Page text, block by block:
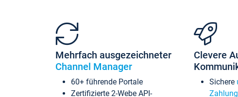
Mehrfach ausgezeichneter
Channel Manager
60+ führende Portale
Zertifizierte 2-Webe API-
Clevere
Sichere